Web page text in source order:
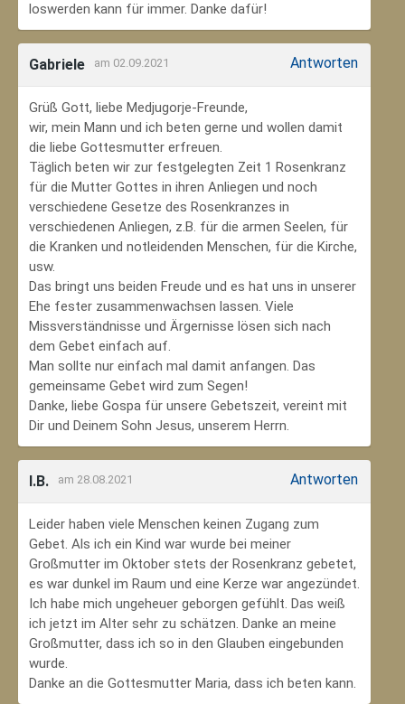
loswerden kann für immer. Danke dafür!
Gabriele am 02.09.2021 Antworten
Grüß Gott, liebe Medjugorje-Freunde,
wir, mein Mann und ich beten gerne und wollen damit
die liebe Gottesmutter erfreuen.
Täglich beten wir zur festgelegten Zeit 1 Rosenkranz
für die Mutter Gottes in ihren Anliegen und noch
verschiedene Gesetze des Rosenkranzes in
verschiedenen Anliegen, z.B. für die armen Seelen, für
die Kranken und notleidenden Menschen, für die Kirche,
usw.
Das bringt uns beiden Freude und es hat uns in unserer
Ehe fester zusammenwachsen lassen. Viele
Missverständnisse und Ärgernisse lösen sich nach
dem Gebet einfach auf.
Man sollte nur einfach mal damit anfangen. Das
gemeinsame Gebet wird zum Segen!
Danke, liebe Gospa für unsere Gebetszeit, vereint mit
Dir und Deinem Sohn Jesus, unserem Herrn.
I.B. am 28.08.2021 Antworten
Leider haben viele Menschen keinen Zugang zum
Gebet. Als ich ein Kind war wurde bei meiner
Großmutter im Oktober stets der Rosenkranz gebetet,
es war dunkel im Raum und eine Kerze war angezündet.
Ich habe mich ungeheuer geborgen gefühlt. Das weiß
ich jetzt im Alter sehr zu schätzen. Danke an meine
Großmutter, dass ich so in den Glauben eingebunden
wurde.
Danke an die Gottesmutter Maria, dass ich beten kann.